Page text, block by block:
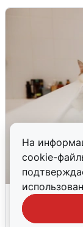
На
cookie-
вернут